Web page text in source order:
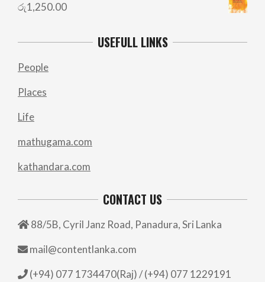
රු1,250.00
USEFULL LINKS
People
Places
Life
mathugama.com
kathandara.com
CONTACT US
88/5B, Cyril Janz Road, Panadura, Sri Lanka
mail@contentlanka.com
(+94) 077 1734470(Raj) / (+94) 077 1229191